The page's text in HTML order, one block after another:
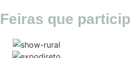
Feiras que